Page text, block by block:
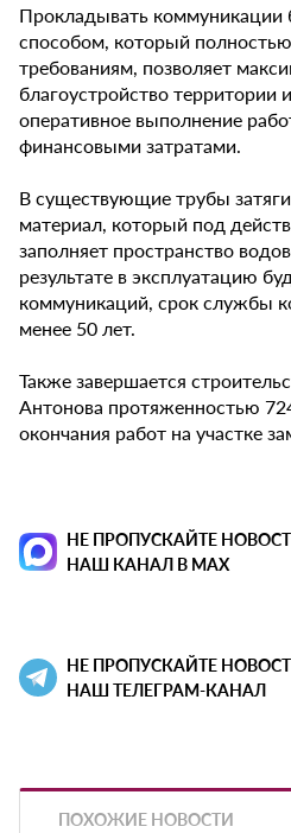
Прокладывать коммуникации
способом, который
требованиям, позволяет
благоустройство территории
оперативное выполнение
финансовыми затратами.
В существующие трубы
материал, который под
заполняет пространство
результате в эксплуатацию
коммуникаций, срок службы
менее 50 лет.
Также завершается
Антонова протяженностью
окончания работ на участке
НЕ ПРОПУСКАЙТЕ
НАШ КАНАЛ В MAX
НЕ ПРОПУСКАЙТЕ
НАШ ТЕЛЕГРАМ-КАНАЛ
ПОХОЖИЕ НОВОСТИ